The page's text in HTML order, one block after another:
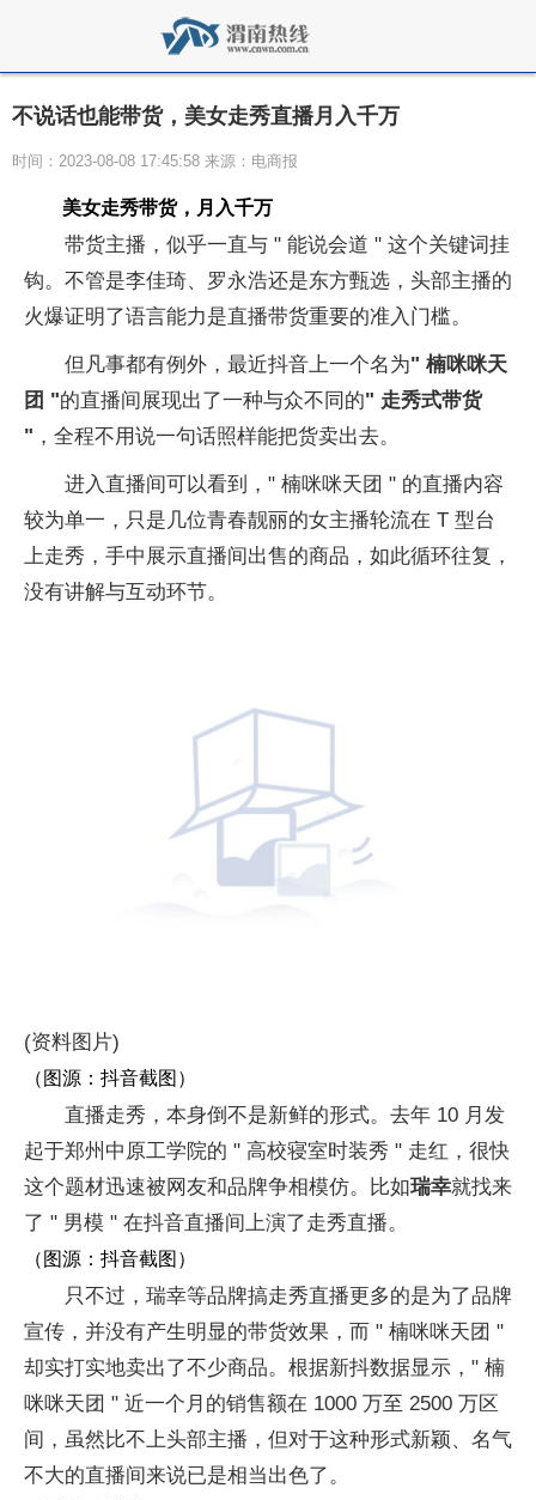
不说话也能带货，美女走秀直播月入千万
时间：2023-08-08 17:45:58 来源：电商报
美女走秀带货，月入千万
带货主播，似乎一直与 " 能说会道 " 这个关键词挂
钩。不管是李佳琦、罗永浩还是东方甄选，头部主播的
火爆证明了语言能力是直播带货重要的准入门槛。
但凡事都有例外，最近抖音上一个名为" 楠咪咪天
团 "的直播间展现出了一种与众不同的" 走秀式带货
" ，全程不用说一句话照样能把货卖出去。
进入直播间可以看到，" 楠咪咪天团 " 的直播内容
较为单一，只是几位青春靓丽的女主播轮流在 T 型台
上走秀，手中展示直播间出售的商品，如此循环往复，
没有讲解与互动环节。
(资料图片)
（图源：抖音截图）
直播走秀，本身倒不是新鲜的形式。去年 10 月发
起于郑州中原工学院的 " 高校寝室时装秀 " 走红，很快
这个题材迅速被网友和品牌争相模仿。比如瑞幸就找来
了 " 男模 " 在抖音直播间上演了走秀直播。
（图源：抖音截图）
只不过，瑞幸等品牌搞走秀直播更多的是为了品牌
宣传，并没有产生明显的带货效果，而 " 楠咪咪天团 "
却实打实地卖出了不少商品。根据新抖数据显示，" 楠
咪咪天团 " 近一个月的销售额在 1000 万至 2500 万区
间，虽然比不上头部主播，但对于这种形式新颖、名气
不大的直播间来说已是相当出色了。